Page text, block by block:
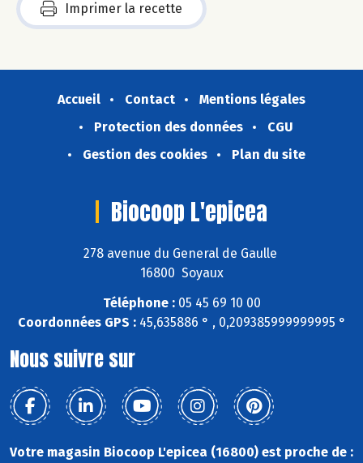
Imprimer la recette
Accueil Contact
Mentions légales
Protection des données
CGU
Gestion des cookies
Plan du site
Biocoop L'epicea
278 avenue du General de Gaulle
16800 Soyaux
Téléphone :05 45 69 10 00
Coordonnées GPS :45,635886 ° , 0,209385999999995 °
Nous suivre sur
Votre magasin Biocoop L'epicea (16800) est proche de :